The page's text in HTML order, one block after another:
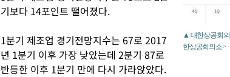
▲ 대한상공회의
한상공회의소>
기보다 14포인트 떨어졌다.
1분기 제조업 경기전망지수는 67로 2017
년 1분기 이후 가장 낮았는데 2분기 87로
반등한 이후 1분기 만에 다시 가라앉았다.